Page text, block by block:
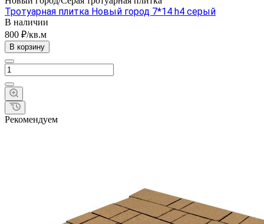
Тротуарная плитка Новый город 7*14 h4 серый
В наличии
800 ₽/кв.м
В корзину
Рекомендуем